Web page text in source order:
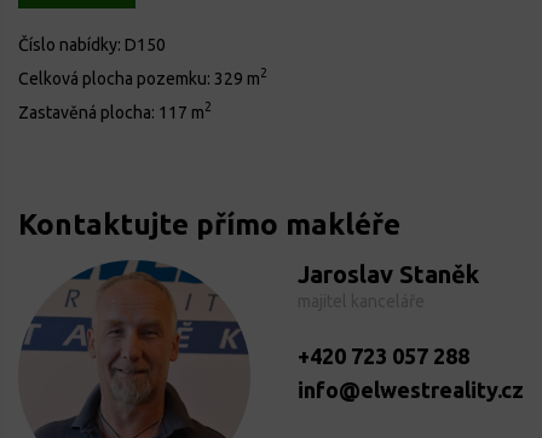
Číslo nabídky: D150
Celková plocha pozemku: 329 m2
Zastavěná plocha: 117 m2
Kontaktujte přímo makléře
Jaroslav Staněk
+420 723 057 288
info@elwestreality.cz